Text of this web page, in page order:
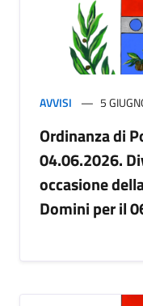
AVVISI 5
Ordinanza di
04.06.2026.
occasione
Domini per il